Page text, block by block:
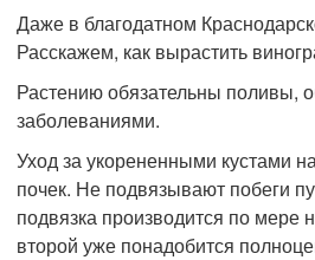
Даже в благодатном
Расскажем, как вырастить
Растению обязательны поливы,
заболеваниями.
Уход за укорененными кустами
почек. Не подвязывают побеги
подвязка производится по мере
второй уже понадобится